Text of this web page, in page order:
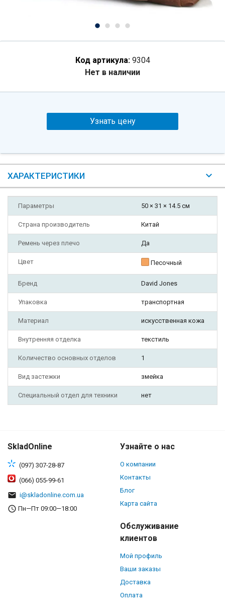
Код артикула: 9304
Нет в наличии
Узнать цену
ХАРАКТЕРИСТИКИ
Параметры 50 × 31 × 14.5 см
Страна производитель Китай
Ремень через плечо Да
Цвет Песочный
Бренд David Jones
Упаковка транспортная
Материал искусственная кожа
Внутренняя отделка текстиль
Количество основных отделов 1
Вид застежки змейка
Специальный отдел для техники нет
SkladOnline
(097) 307-28-87
(066) 055-99-61
i@skladonline.com.ua
Пн—Пт 09:00—18:00
Узнайте о нас
О компании
Контакты
Блог
Карта сайта
Обслуживание
клиентов
Мой профиль
Ваши заказы
Доставка
Оплата